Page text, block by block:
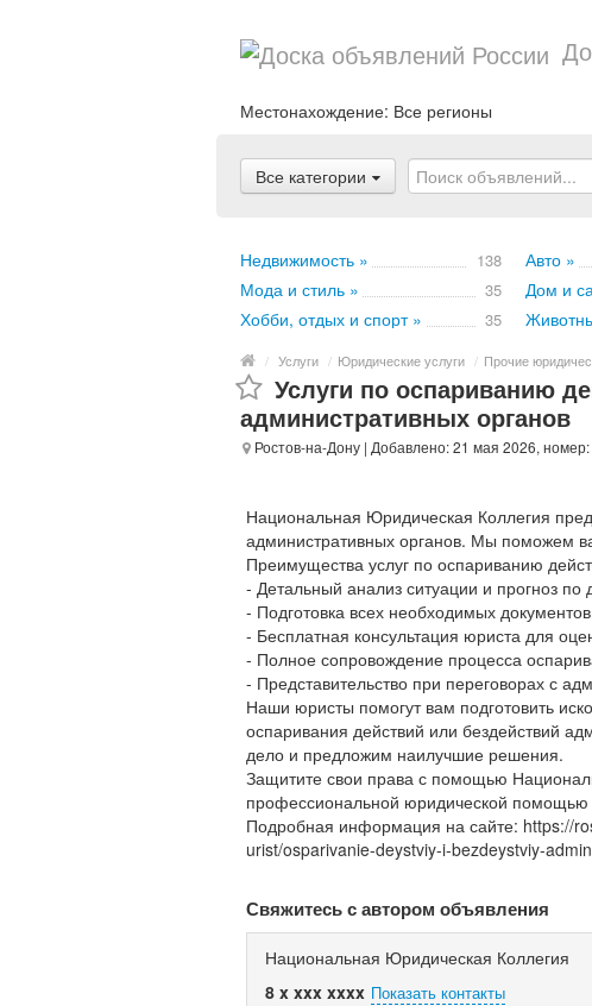
Местонахождение: Все регионы
Все категории
Недвижимость » 138 Авто »
Мода и стиль » 35 Дом и
Хобби, отдых и спорт » 35
/ Услуги / Юридические услуги / Прочие
Услуги по оспариванию
административных органов
Ростов-на-Дону | Добавлено: 21 мая 2026,
Национальная Юридическая Коллегия
административных органов. Мы поможем
Преимущества услуг по оспариванию
- Детальный анализ ситуации и прогноз по
- Подготовка всех необходимых документов
- Бесплатная консультация юриста для
- Полное сопровождение процесса
- Представительство при переговорах с
Наши юристы помогут вам подготовить
оспаривания действий или бездействий
дело и предложим наилучшие решения.
Защитите свои права с помощью
профессиональной юридической помощью
Подробная информация на сайте: https://
urist/osparivanie-deystviy-i-bezdeystviy-
Свяжитесь с автором объявления
Национальная Юридическая Коллегия
8 x xxx xxxx Показать контакты